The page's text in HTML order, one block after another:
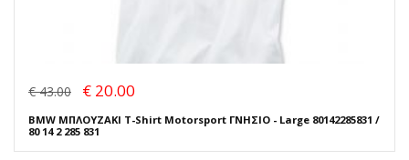
€ 43.00 € 20.00
BMW ΜΠΛΟΥΖΑΚΙ T-Shirt Motorsport ΓΝΗΣΙΟ - Large 80142285831 /
80 14 2 285 831